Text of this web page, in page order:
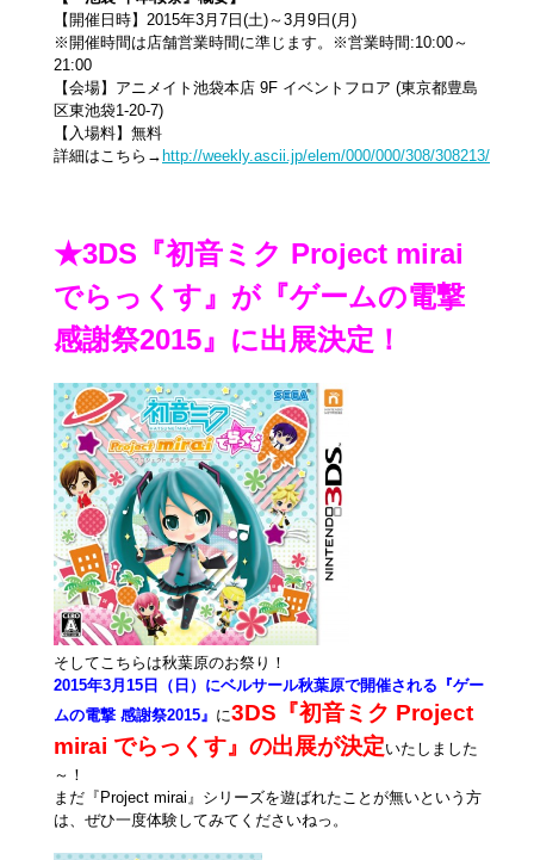
【開催日時】2015年3月7日(土)～3月9日(月)
※開催時間は店舗営業時間に準じます。※営業時間:10:00～
21:00
【会場】アニメイト池袋本店 9F イベントフロア (東京都豊島
区東池袋1-20-7)
【入場料】無料
詳細はこちら→ http://weekly.ascii.jp/elem/000/000/308/308213/
★3DS『初音ミク Project mirai
でらっくす』が『ゲームの電撃
感謝祭2015』に出展決定！
そしてこちらは秋葉原のお祭り！
2015年3月15日（日）にベルサール秋葉原で開催される『ゲー
ムの電撃 感謝祭2015』 に3DS『初音ミク Project
mirai でらっくす』の出展が決定いたしました
～！
まだ『Project mirai』シリーズを遊ばれたことが無いという方
は、ぜひ一度体験してみてくださいねっ。